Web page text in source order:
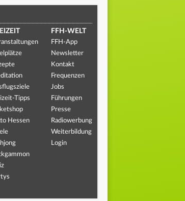
Tipps
Hessen
FFH-WELT
FFH-App
Newsletter
Kontakt
Frequenzen
Jobs
Führungen
Presse
Radiowerbung
Weiterbildung
Login